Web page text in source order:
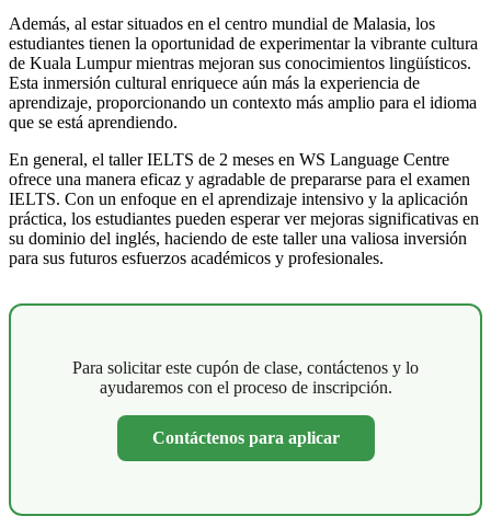
Además, al estar situados en el centro mundial de Malasia, los
estudiantes tienen la oportunidad de experimentar la vibrante cultura
de Kuala Lumpur mientras mejoran sus conocimientos lingüísticos.
Esta inmersión cultural enriquece aún más la experiencia de
aprendizaje, proporcionando un contexto más amplio para el idioma
que se está aprendiendo.
En general, el taller IELTS de 2 meses en WS Language Centre
ofrece una manera eficaz y agradable de prepararse para el examen
IELTS. Con un enfoque en el aprendizaje intensivo y la aplicación
práctica, los estudiantes pueden esperar ver mejoras significativas en
su dominio del inglés, haciendo de este taller una valiosa inversión
para sus futuros esfuerzos académicos y profesionales.
Para solicitar este cupón de clase, contáctenos y lo
ayudaremos con el proceso de inscripción.
Contáctenos para aplicar